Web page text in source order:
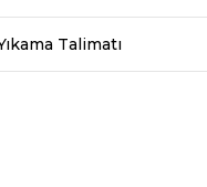
Talimatı
amaçlarla
Metni